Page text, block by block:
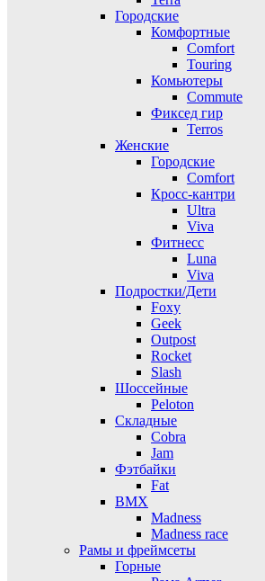
Городские
Комфортные
Comfort
Touring
Комьютеры
Commute
Фиксед гир
Terros
Женские
Городские
Comfort
Кросс-кантри
Ultra
Viva
Фитнесс
Luna
Viva
Подростки/Дети
Foxy
Geek
Outpost
Rocket
Slash
Шоссейные
Peloton
Складные
Cobra
Jam
Фэтбайки
Fat
BMX
Madness
Madness race
Рамы и фреймсеты
Горные